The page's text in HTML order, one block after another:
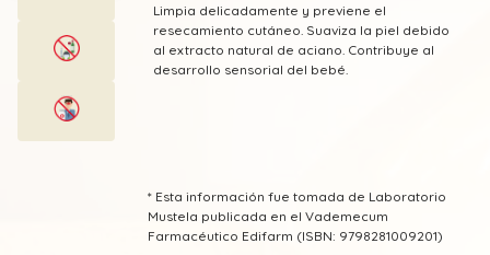
Limpia delicadamente y previene el
resecamiento cutáneo. Suaviza la piel debido
al extracto natural de aciano. Contribuye al
desarrollo sensorial del bebé.
* Esta información fue tomada de Laboratorio
Mustela publicada en el Vademecum
Farmacéutico Edifarm (ISBN: 9798281009201)